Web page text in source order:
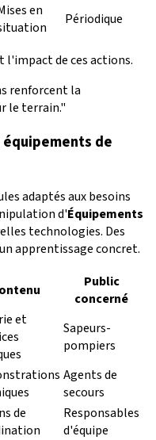
en
Périodique
l'impact de ces actions.
renforcent la
le terrain."
de
adaptés aux besoins
d'Équipements
technologies. Des
apprentissage concret.
Public
concerné
et
Sapeurs-
pompiers
Agents de
secours
de
Responsables
d'équipe